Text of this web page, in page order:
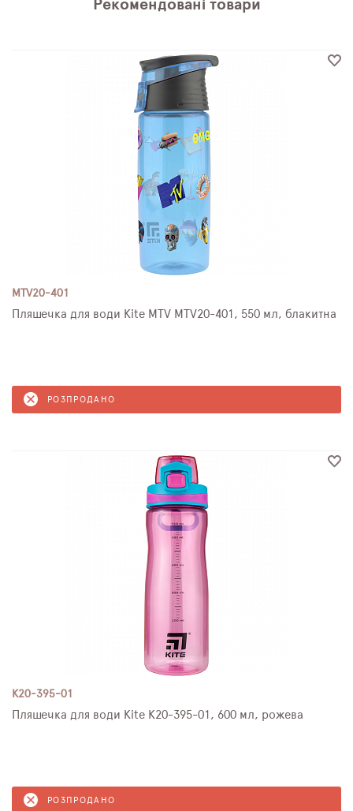
Рекомендовані товари
MTV20-401
Пляшечка для води Kite MTV MTV20-401, 550 мл, блакитна
РОЗПРОДАНО
K20-395-01
Пляшечка для води Kite K20-395-01, 600 мл, рожева
РОЗПРОДАНО